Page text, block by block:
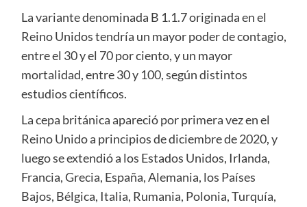
La variante denominada B 1.1.7 originada en el
Reino Unidos tendría un mayor poder de contagio,
entre el 30 y el 70 por ciento, y un mayor
mortalidad, entre 30 y 100, según distintos
estudios científicos.
La cepa británica apareció por primera vez en el
Reino Unido a principios de diciembre de 2020, y
luego se extendió a los Estados Unidos, Irlanda,
Francia, Grecia, España, Alemania, los Países
Bajos, Bélgica, Italia, Rumania, Polonia, Turquía,